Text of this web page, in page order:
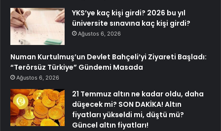
YKS’ye kaç kişi girdi? 2026 bu yıl
üniversite sınavına kaç kişi girdi?
Ağustos 6, 2026
Numan Kurtulmuş’un Devlet Bahçeli’yi Ziyareti Başladı:
“Terörsüz Türkiye” Gündemi Masada
Ağustos 6, 2026
21 Temmuz altın ne kadar oldu, daha
düşecek mi? SON DAKİKA! Altın
fiyatları yükseldi mi, düştü mü?
Güncel altın fiyatları!